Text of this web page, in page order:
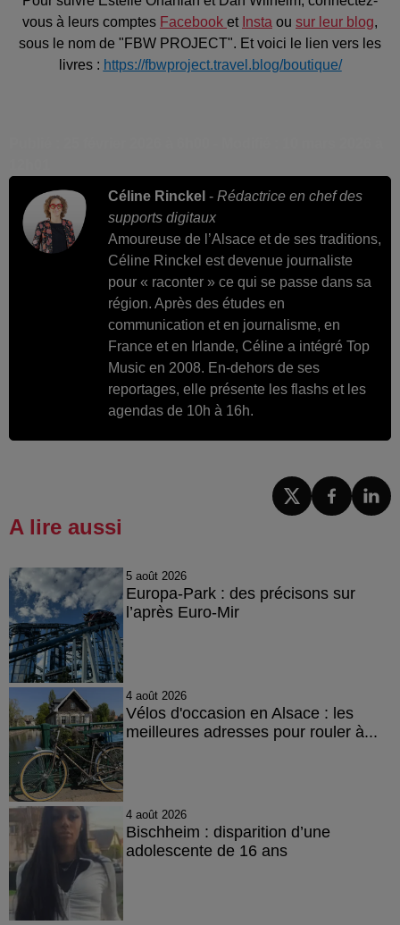
vous à leurs comptes Facebook et Insta ou sur leur blog,
sous le nom de "FBW PROJECT". Et voici le lien vers les
livres : https://fbwproject.travel.blog/boutique/
Céline Rinckel - Rédactrice en chef des
supports digitaux
Amoureuse de l’Alsace et de ses traditions,
Céline Rinckel est devenue journaliste
pour « raconter » ce qui se passe dans sa
région. Après des études en
communication et en journalisme, en
France et en Irlande, Céline a intégré Top
Music en 2008. En-dehors de ses
reportages, elle présente les flashs et les
agendas de 10h à 16h.
A lire aussi
5 août 2026
Europa-Park : des précisons sur
l’après Euro-Mir
4 août 2026
Vélos d'occasion en Alsace : les
meilleures adresses pour rouler à...
4 août 2026
Bischheim : disparition d’une
adolescente de 16 ans